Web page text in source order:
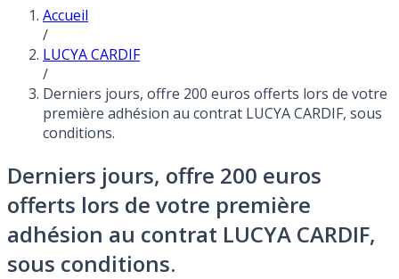
Accueil
/
LUCYA CARDIF
/
Derniers jours, offre 200 euros offerts lors de votre
première adhésion au contrat LUCYA CARDIF, sous
conditions.
Derniers jours, offre 200 euros
offerts lors de votre première
adhésion au contrat LUCYA CARDIF,
sous conditions.